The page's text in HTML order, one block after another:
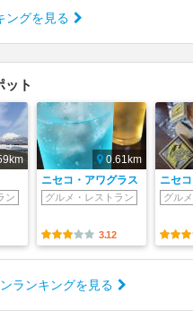
ングを見る
ット
ン
0.61km
ニセコ・アワグラス
グルメ・レストラン
3.12
ニセ
グル
ランキングを見る